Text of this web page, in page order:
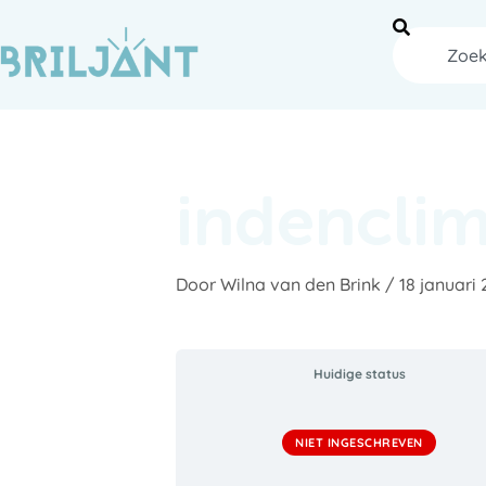
de
inhoud
Zoeken
Door Wilna van den Brink / 18 januari
Huidige status
NIET INGESCHREVEN